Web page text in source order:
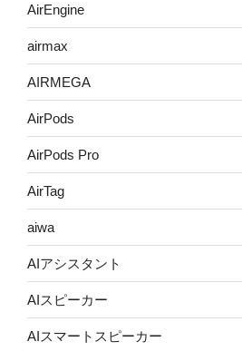
AirEngine
airmax
AIRMEGA
AirPods
AirPods Pro
AirTag
aiwa
AIアシスタント
AIスピーカー
AIスマートスピーカー